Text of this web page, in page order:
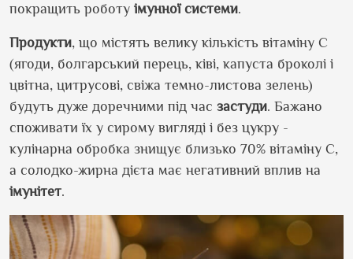
покращить роботу імунної системи.
Продукти, що містять велику кількість вітаміну С
(ягоди, болгарський перець, ківі, капуста броколі і
цвітна, цитрусові, свіжа темно-листова зелень)
будуть дуже доречними під час застуди. Бажано
споживати їх у сирому вигляді і без цукру -
кулінарна обробка знищує близько 70% вітаміну С,
а солодко-жирна дієта має негативний вплив на
імунітет.